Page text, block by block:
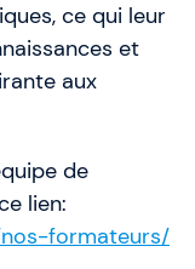
ce qui leur
et
aux
de
lien:
formateurs/